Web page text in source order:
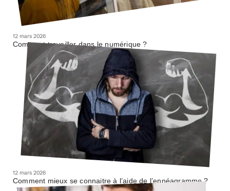
12 mars 2026
Comment travailler dans le numérique ?
12 mars 2026
Comment mieux se connaitre à l’aide de l’ennéagramme ?